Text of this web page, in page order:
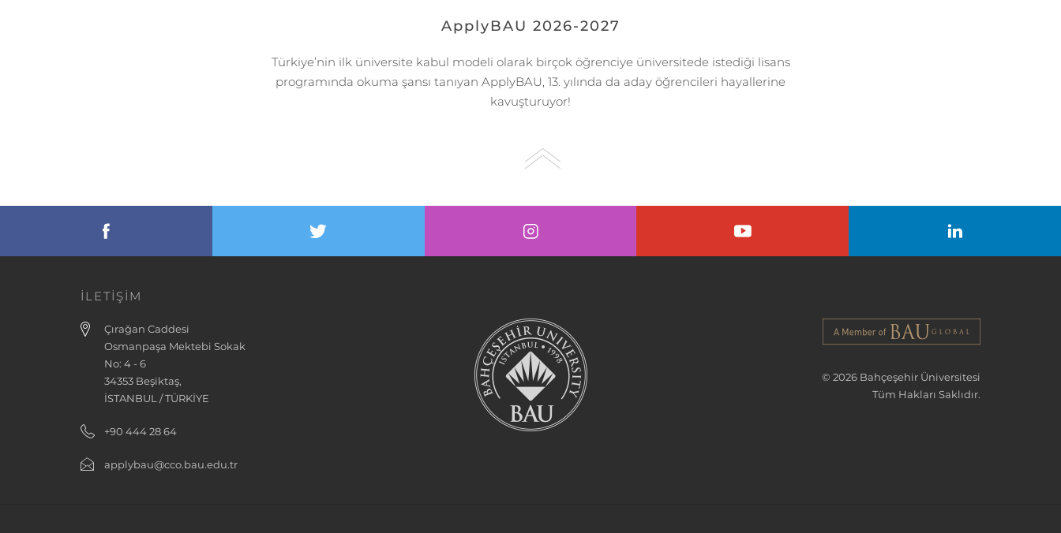
ApplyBAU 2026-2027
Türkiye’nin ilk üniversite kabul modeli olarak birçok öğrenciye üniversitede istediği lisans
programında okuma şansı tanıyan ApplyBAU, 13. yılında da aday öğrencileri hayallerine
kavuşturuyor!
İLETİŞİM
Çırağan Caddesi
Osmanpaşa Mektebi Sokak
No: 4 - 6
34353 Beşiktaş,
İSTANBUL / TÜRKİYE
+90 444 28 64
applybau@cco.bau.edu.tr
© 2026 Bahçeşehir Üniversitesi
Tüm Hakları Saklıdır.